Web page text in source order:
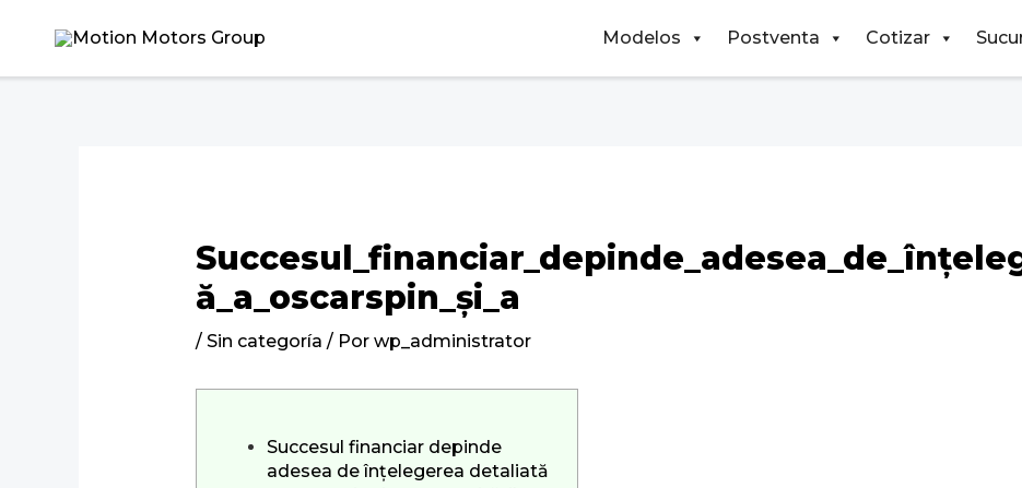
Modelos Postventa Cotizar
ă_a_oscarspin_și_a
/ Sin categoría / Por wp_administrator
Succesul financiar depinde
adesea de înțelegerea detaliată
de